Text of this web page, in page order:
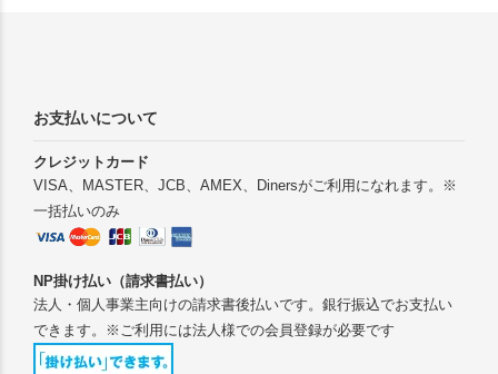
お支払いについて
クレジットカード
VISA、MASTER、JCB、AMEX、Dinersがご利用になれます。※
一括払いのみ
NP掛け払い（請求書払い）
法人・個人事業主向けの請求書後払いです。銀行振込でお支払い
できます。※ご利用には法人様での会員登録が必要です